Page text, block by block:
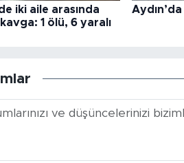
iki aile arasında
kavga: 1 ölü, 6 yaralı